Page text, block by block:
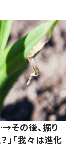
その後、掘り
」「我々は進化